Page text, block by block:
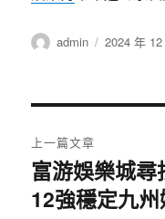
作
admin
發
2024 年
章
導
上一篇文章
上
一
富游娛樂城
12強穩定九